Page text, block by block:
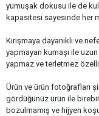
yumuşak dokusu ile de
kapasitesi sayesinde her
Kırışmaya dayanıklı ve
yapmayan kumaşı ile
yapmaz ve terletmez
Ürün ve ürün fotoğrafları
gördüğünüz ürün ile birebir
bozulmamış ve hijyen